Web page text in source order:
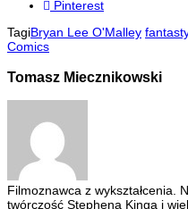
Pinterest
TagiBryan Lee O'Malley
Comics
Tomasz Miecznikowski
Filmoznawca z wykształcenia.
twórczość Stephena Kinga i